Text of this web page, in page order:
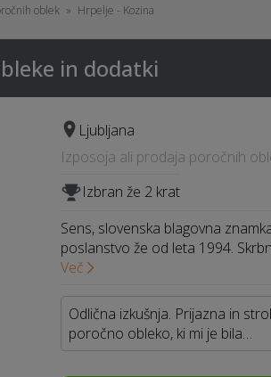
oblek Hrpelje - Kozina
in dodatki
Ljubljana
Izposoja ali prodaja poročnih
Izbran že 2 krat
Sens, slovenska blagovna
poslanstvo že od leta 1994.
Več
Odlična izkušnja. Prijazna in
poročno obleko, ki mi je bila…